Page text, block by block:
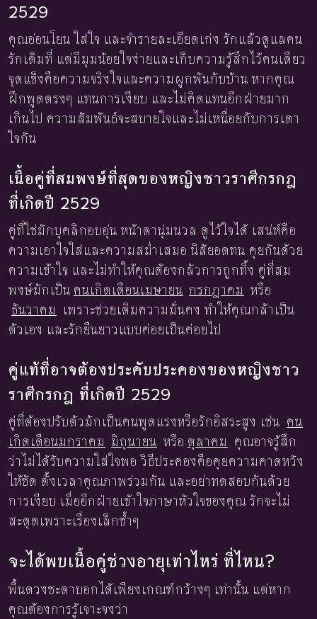
2529
คุณอ่อนโยน ใส่ใจ และจำรายละเอียดเก่ง รักแล้วดูแลคน
รักเต็มที่ แต่มีมุมน้อยใจง่ายและเก็บความรู้สึกไว้คนเดียว
จุดแข็งคือความจริงใจและความผูกพันกับบ้าน หากคุณ
ฝึกพูดตรงๆ แทนการเงียบ และไม่คิดแทนอีกฝ่ายมาก
เกินไป ความสัมพันธ์จะสบายใจและไม่เหนื่อยกับการเดา
ใจกัน
เนื้อคู่ที่สมพงษ์ที่สุดของหญิงชาวราศีกรกฎ
ที่เกิดปี 2529
คู่ที่ใช่มักบุคลิกอบอุ่น หน้าตานุ่มนวล ดูไว้ใจได้ เสน่ห์คือ
ความเอาใจใส่และความสม่ำเสมอ นิสัยอดทน คุยกันด้วย
ความเข้าใจ และไม่ทำให้คุณต้องกลัวการถูกทิ้ง คู่ที่สม
พงษ์มักเป็น คนเกิดเดือนเมษายน กรกฎาคม หรือ
ธันวาคม เพราะช่วยเติมความมั่นคง ทำให้คุณกล้าเป็น
ตัวเอง และรักยืนยาวแบบค่อยเป็นค่อยไป
คู่แท้ที่อาจต้องประคับประคองของหญิงชาว
ราศีกรกฎ ที่เกิดปี 2529
คู่ที่ต้องปรับตัวมักเป็นคนพูดแรงหรือรักอิสระสูง เช่น คน
เกิดเดือนมกราคม มิถุนายน หรือ ตุลาคม คุณอาจรู้สึก
ว่าไม่ได้รับความใส่ใจพอ วิธีประคองคือคุยความคาดหวัง
ให้ชัด ตั้งเวลาคุณภาพร่วมกัน และอย่าทดสอบกันด้วย
การเงียบ เมื่ออีกฝ่ายเข้าใจภาษาหัวใจของคุณ รักจะไม่
สะดุดเพราะเรื่องเล็กซ้ำๆ
จะได้พบเนื้อคู่ช่วงอายุเท่าไหร่ ที่ไหน?
พื้นดวงชะตาบอกได้เพียงเกณฑ์กว้างๆ เท่านั้น แต่หาก
คุณต้องการรู้เจาะจงว่า